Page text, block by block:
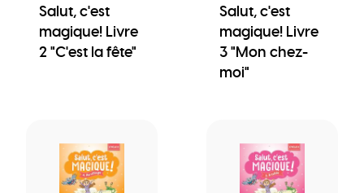
Salut, c'est
magique! Livre
2 "C'est la fête"
Salut, c'est
magique! Livre
3 "Mon chez-
moi"